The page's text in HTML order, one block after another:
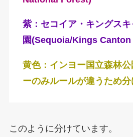
紫：セコイア・キングス
園(Sequoia/Kings
黄色：インヨー国立森林
ーのみルールが違うため
このように分けています。